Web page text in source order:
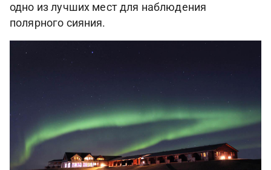
одно из лучших мест для наблюдения
полярного сияния.